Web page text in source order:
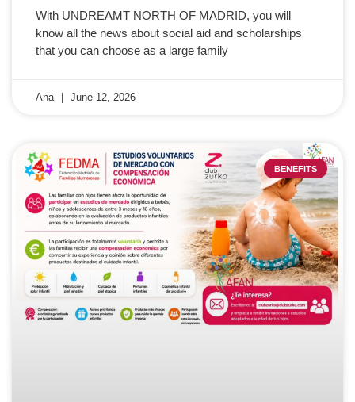
With UNDREAMT NORTH OF MADRID, you will
know all the news about social aid and scholarships
that you can choose as a large family
Ana June 12, 2026
BENEFITS